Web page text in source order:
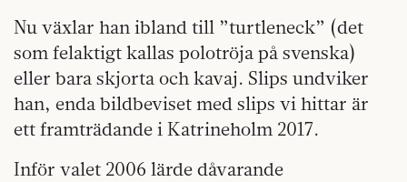
Nu växlar han ibland till ”turtleneck” (det
som felaktigt kallas polotröja på svenska)
eller bara skjorta och kavaj. Slips undviker
han, enda bildbeviset med slips vi hittar är
ett framträdande i Katrineholm 2017.
Inför valet 2006 lärde dåvarande